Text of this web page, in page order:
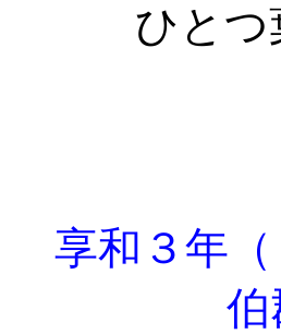
ひとつ
享和３年（
伯